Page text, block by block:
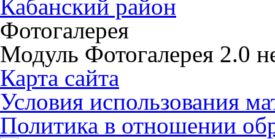
Кабанский район
Фотогалерея
Модуль Фотогалерея 2.0
Карта сайта
Условия использования
Политика в отношении